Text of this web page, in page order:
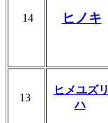
14 ヒノキ
13
ヒメユズリ
ハ